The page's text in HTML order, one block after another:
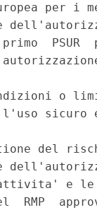
per i
PSUR
o
sicuro
del
e le
RMP